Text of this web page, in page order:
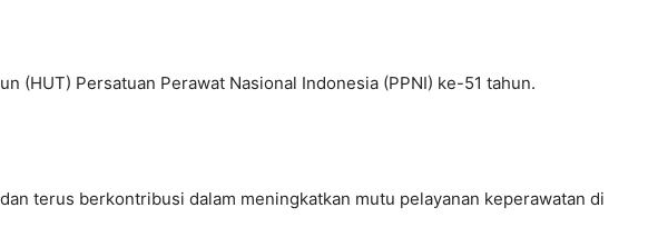
(HUT) Persatuan Perawat Nasional Indonesia (PPNI) ke-51 tahun.
terus berkontribusi dalam meningkatkan mutu pelayanan keperawatan di